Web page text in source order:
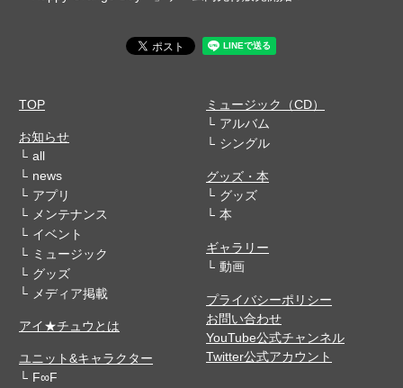
TOP
お知らせ
all
news
アプリ
メンテナンス
イベント
ミュージック
グッズ
メディア掲載
アイ★チュウとは
ユニット&キャラクター
F∞F
ミュージック（CD）
アルバム
シングル
グッズ・本
グッズ
本
ギャラリー
動画
プライバシーポリシー
お問い合わせ
YouTube公式チャンネル
Twitter公式アカウント